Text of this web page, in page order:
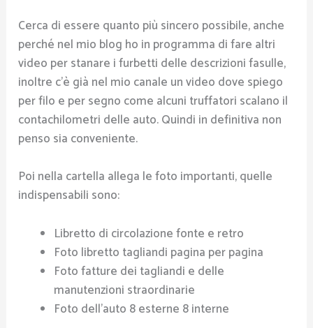
Cerca di essere quanto più sincero possibile, anche
perché nel mio blog ho in programma di fare altri
video per stanare i furbetti delle descrizioni fasulle,
inoltre c’è già nel mio canale un video dove spiego
per filo e per segno come alcuni truffatori scalano il
contachilometri delle auto. Quindi in definitiva non
penso sia conveniente.
Poi nella cartella allega le foto importanti, quelle
indispensabili sono:
Libretto di circolazione fonte e retro
Foto libretto tagliandi pagina per pagina
Foto fatture dei tagliandi e delle
manutenzioni straordinarie
Foto dell’auto 8 esterne 8 interne